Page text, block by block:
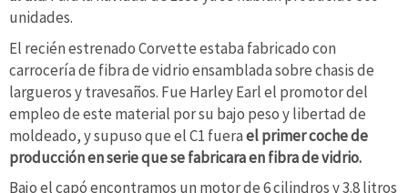
unidades.
El recién estrenado Corvette estaba fabricado con
carrocería de fibra de vidrio ensamblada sobre chasis de
largueros y travesaños. Fue Harley Earl el promotor del
empleo de este material por su bajo peso y libertad de
moldeado, y supuso que el C1 fuerael primer coche de
producción en serie que se fabricara en fibra de vidrio.
Bajo el capó encontramos un motor de 6 cilindros y 3.8 litros